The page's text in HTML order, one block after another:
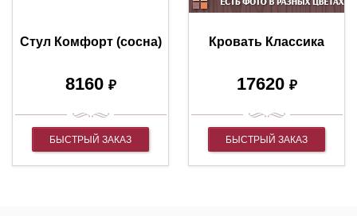
Стул Комфорт (сосна)
8160 ₽
БЫСТРЫЙ ЗАКАЗ
Кровать Классика
17620 ₽
БЫСТРЫЙ ЗАКАЗ